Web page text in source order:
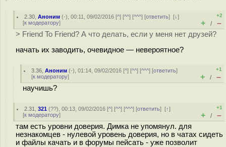
2.30 ,Аноним (-), 00:11, 09/02/2016 [^] [^^] [^^^] [ответить][↓]
[к модератору]
+2
+ / –
> Friend To Friend? А что делать, если у меня нет друзей?
начать их заводить, очевидное — невероятное?
3.36 ,Аноним (-), 01:14, 09/02/2016 [^] [^^] [^^^] [ответить]
[к модератору]
+1
+ / –
научишь?
2.31 ,321 (??), 00:13, 09/02/2016 [^] [^^] [^^^] [ответить][↑]
[к модератору]
+1
+ / –
там есть уровни доверия. Димка не упомянул. для
незнакомцев - нулевой уровень доверия, но в чатах сидеть
и файлы качать и в форумы пейсать - уже позволит